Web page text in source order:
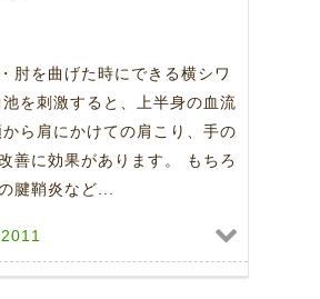
曲げた時にできる横シワ
を刺激すると、上半身の血流
ら肩にかけての肩こり、手の
善に効果があります。 もちろ
腱鞘炎など...